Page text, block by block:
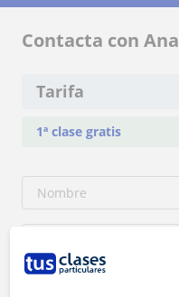
Contacta con Ana
Tarifa
1ª clase gratis